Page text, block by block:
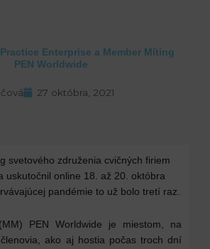
Enterprise a Member Míting
PEN Worldwide
27 októbra, 2021
svetového združenia cvičných firiem
uskutočnil online 18. až 20. októbra
pandémie to už bolo tretí raz.
PEN Worldwide je miestom, na
ako aj hostia počas troch dní